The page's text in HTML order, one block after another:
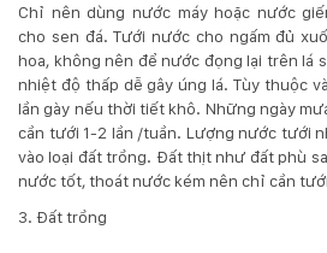
-
Cẩm
Lệ
-
Đà
nẵng
132
Chỉ nên dùng nước máy hoặc nước
cho sen đá. Tưới nước cho ngấm đủ
hoa, không nên để nước đọng lại trên lá
nhiệt độ thấp dễ gây úng lá. Tùy thuộc
lần gày nếu thời tiết khô. Những ngày
cần tưới 1-2 lần /tuần. Lượng nước tưới
vào loại đất trồng. Đất thịt như đất phù
nước tốt, thoát nước kém nên chỉ cần
3. Đất trồng